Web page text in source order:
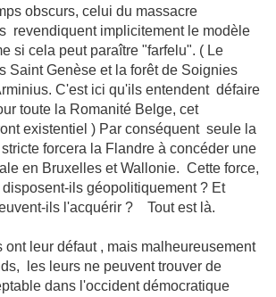
obscurs, celui du massacre
revendiquent implicitement le modèle
si cela peut paraître "farfelu". ( Le
Saint Genèse et la forêt de Soignies
C'est ici qu'ils entendent défaire
toute la Romanité Belge, cet
existentiel ) Par conséquent seule la
forcera la Flandre à concéder une
en Bruxelles et Wallonie. Cette force,
ils géopolitiquement ? Et
ils l'acquérir ? Tout est là.
ont leur défaut , mais malheureusement
les leurs ne peuvent trouver de
dans l'occident démocratique